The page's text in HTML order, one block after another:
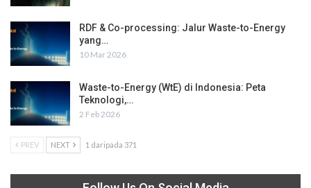
RDF & Co-processing: Jalur Waste-to-Energy
yang…
10 Mar 2026
Waste-to-Energy (WtE) di Indonesia: Peta
Teknologi,…
2 Feb 2026
PREV NEXT 1 daripada 371